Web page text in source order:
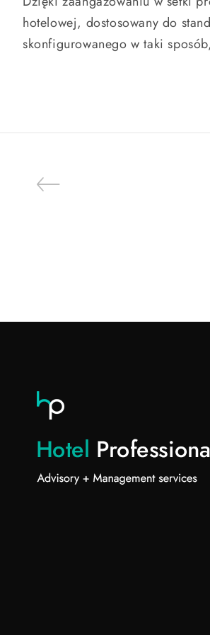
hotelowej, dostosowany do
skonfigurowanego w taki